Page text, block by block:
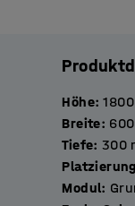
Höhe: 1800
Breite: 600
Tiefe: 300
Platzierung
Modul: